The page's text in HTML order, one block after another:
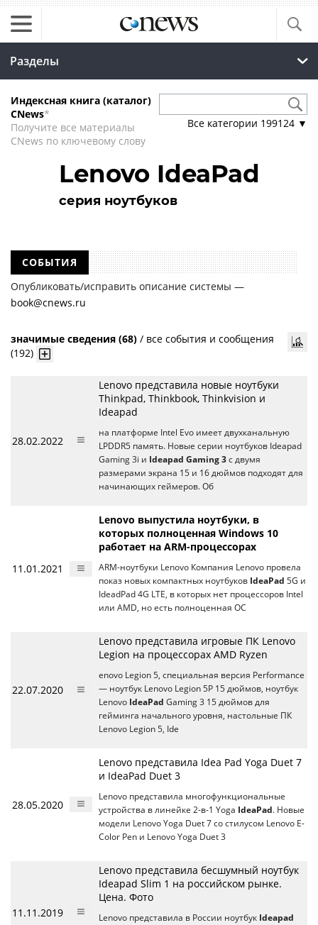
Разделы
Индексная книга (каталог)
CNews*
Получите все материалы
CNews по ключевому слову
Все категории 199124 ▼
Lenovo IdeaPad
серия ноутбуков
СОБЫТИЯ
Опубликовать/исправить описание системы —
book@cnews.ru
значимые сведения (68) / все события и сообщения
(192)
28.02.2022
Lenovo представила новые ноутбуки
Thinkpad, Thinkbook, Thinkvision и
Ideapad
на платформе Intel Evo имеет двухканальную
LPDDR5 память. Новые серии ноутбуков Ideapad
Gaming 3i и Ideapad Gaming 3 с двумя
размерами экрана 15 и 16 дюймов подходят для
начинающих геймеров. Об
11.01.2021
Lenovo выпустила ноутбуки, в
которых полноценная Windows 10
работает на ARM-процессорах
ARM-ноутбуки Lenovo Компания Lenovo провела
показ новых компактных ноутбуков IdeaPad 5G и
IdeadPad 4G LTE, в которых нет процессоров Intel
или AMD, но есть полноценная ОС
22.07.2020
Lenovo представила игровые ПК Lenovo
Legion на процессорах AMD Ryzen
enovo Legion 5, специальная версия Performance
— ноутбук Lenovo Legion 5P 15 дюймов, ноутбук
Lenovo IdeaPad Gaming 3 15 дюймов для
гейминга начального уровня, настольные ПК
Lenovo Legion 5, Ide
28.05.2020
Lenovo представила Idea Pad Yoga Duet 7
и IdeaPad Duet 3
Lenovo представила многофункциональные
устройства в линейке 2-в-1 Yoga IdeaPad. Новые
модели Lenovo Yoga Duet 7 со стилусом Lenovo E-
Color Pen и Lenovo Yoga Duet 3
11.11.2019
Lenovo представила бесшумный ноутбук
Ideapad Slim 1 на российском рынке.
Цена. Фото
Lenovo представила в России ноутбук Ideapad